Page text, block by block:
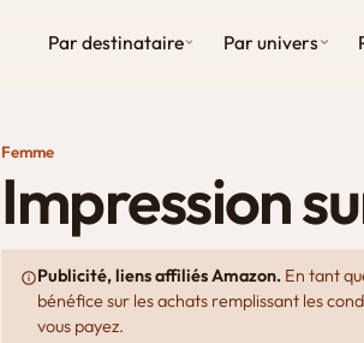
Par destinataire Par univers
Femme
Impression
Publicité, liens affiliés Amazon.En tant
bénéfice sur les achats remplissant les
vous payez.